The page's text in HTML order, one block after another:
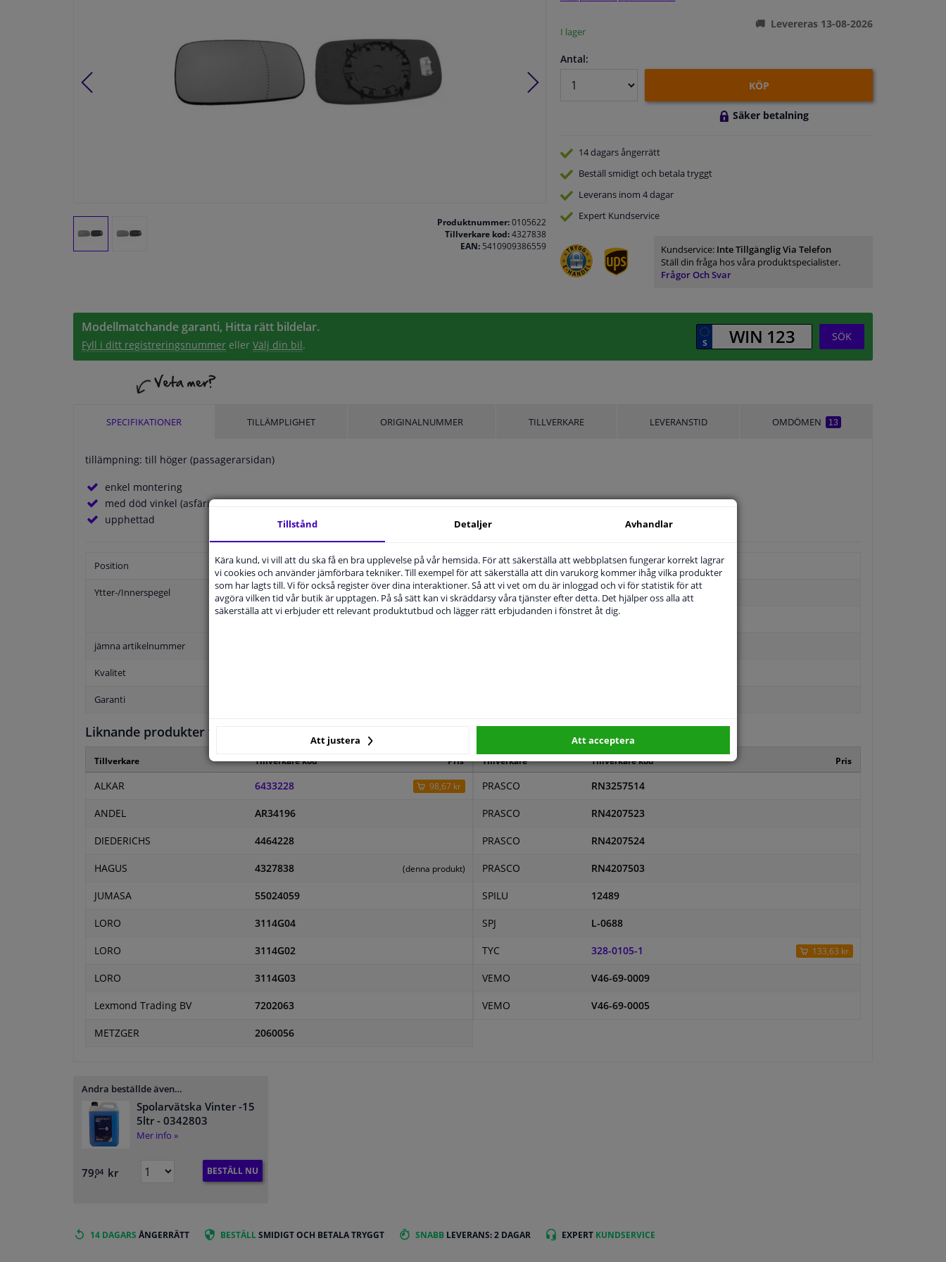
Produktnummer:0105622
Tillverkare kod:4327838
EAN:5410909386559
I lager
Levereras 13-08-2026
Antal:
KÖP
Säker betalning
14 dagarsångerrätt
Beställ smidigt och betala tryggt
Leverans inom 4 dagar
Expert Kundservice
Kundservice: Inte Tillgänglig Via Telefon
Ställ din fråga hos våra produktspecialister.
Frågor Och Svar
Modellmatchande garanti, Hitta rätt bildelar.
Fyll i ditt registreringsnummer eller Välj din bil.
SÖK
SPECIFIKATIONER TILLÄMPLIGHET ORIGINALNUMMER TILLVERKARE LEVERANSTID OMDÖMEN 13
tillämpning: till höger (passagerarsidan)
enkel montering
med död vinkel (asfärisk)
upphettad
Position Höger passagerarsida
Ytter-/Innerspegel Bulb-formad
Uppvärmbar
jämna artikelnummer
Kvalitet
Garanti
Liknande produkter från andra tillverkare
Tillverkare Tillverkare kod Pris
ALKAR 6433228 98,67 kr
ANDEL AR34196
DIEDERICHS 4464228
HAGUS 4327838 (denna produkt)
JUMASA 55024059
LORO 3114G04
LORO 3114G02
LORO 3114G03
Lexmond Trading BV 7202063
METZGER 2060056
Tillverkare Tillverkare kod Pris
PRASCO RN3257514
PRASCO RN4207523
PRASCO RN4207524
PRASCO RN4207503
SPILU 12489
SPJ L-0688
TYC 328-0105-1 133,63 kr
VEMO V46-69-0009
VEMO V46-69-0005
Andra beställde även…
Spolarvätska Vinter -15
5ltr - 0342803
Mer info »
79,04 kr BESTÄLL NU
14 DAGARS ÅNGERRÄTT BESTÄLLSMIDIGT OCH BETALA TRYGGT SNABB LEVERANS: 2 DAGAR EXPERT KUNDSERVICE
Tillstånd Detaljer Avhandlar
Kära kund, vi vill att du ska få en bra upplevelse på vår hemsida. För att säkerställa att webbplatsen fungerar korrekt lagrar
vi cookies och använder jämförbara tekniker. Till exempel för att säkerställa att din varukorg kommer ihåg vilka produkter
som har lagts till. Vi för också register över dina interaktioner. Så att vi vet om du är inloggad och vi för statistik för att
avgöra vilken tid vår butik är upptagen. På så sätt kan vi skräddarsy våra tjänster efter detta. Det hjälper oss alla att
säkerställa att vi erbjuder ett relevant produktutbud och lägger rätt erbjudanden i fönstret åt dig.
Att justera Att acceptera